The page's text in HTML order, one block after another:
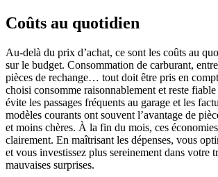
Coûts au quotidien
Au-delà du prix d’achat, ce sont les coûts au
sur le budget. Consommation de carburant,
pièces de rechange… tout doit être pris en
choisi consomme raisonnablement et reste
évite les passages fréquents au garage et les
modèles courants ont souvent l’avantage de
et moins chères. À la fin du mois, ces
clairement. En maîtrisant les dépenses, vous
et vous investissez plus sereinement dans votre
mauvaises surprises.